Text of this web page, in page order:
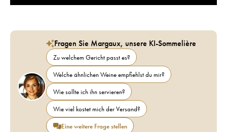
Fragen Sie Margaux, unsere KI-Sommelière
Zu welchem Gericht passt es?
Welche ähnlichen Weine empfiehlst du mir?
Wie sollte ich ihn servieren?
Wie viel kostet mich der Versand?
Eine weitere Frage stellen